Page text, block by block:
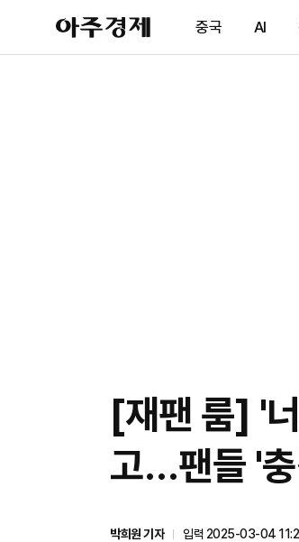
아
주
제
중국 AI
[재팬 룸] '
고…팬들 '
박희원 기자
입력 2025-03-04